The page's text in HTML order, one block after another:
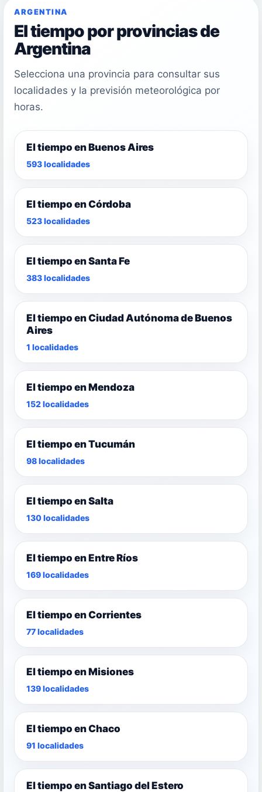
ARGENTINA
El tiempo por provincias de
Argentina
Selecciona una provincia para consultar sus
localidades y la previsión meteorológica por
horas.
El tiempo en Buenos Aires
593 localidades
El tiempo en Córdoba
523 localidades
El tiempo en Santa Fe
383 localidades
El tiempo en Ciudad Autónoma de Buenos
Aires
1 localidades
El tiempo en Mendoza
152 localidades
El tiempo en Tucumán
98 localidades
El tiempo en Salta
130 localidades
El tiempo en Entre Ríos
169 localidades
El tiempo en Corrientes
77 localidades
El tiempo en Misiones
139 localidades
El tiempo en Chaco
91 localidades
El tiempo en Santiago del Estero